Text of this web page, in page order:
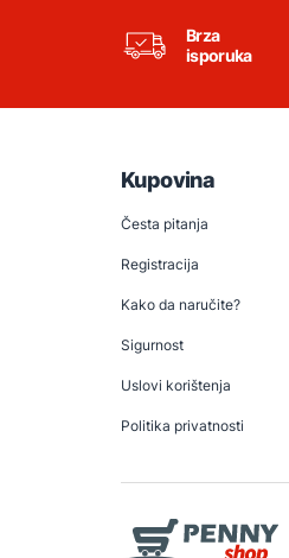
Brza
isporuka
Kupovina
Česta pitanja
Registracija
Kako da naručite?
Sigurnost
Uslovi korištenja
Politika privatnosti